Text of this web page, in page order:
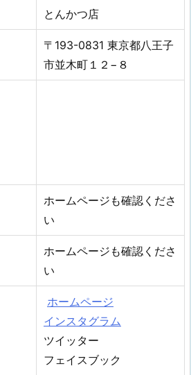
とんかつ店
〒193-0831 東京都八王子
市並木町１２−８
ホームページも確認くださ
い
ホームページも確認くださ
い
ホームページ
インスタグラム
ツイッター
フェイスブック